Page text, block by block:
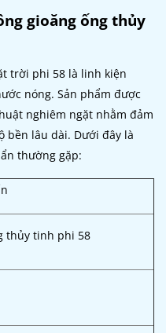
gioăng ống thủy
trời phi 58 là linh kiện
nóng. Sản phẩm được
nghiêm ngặt nhằm đảm
bền lâu dài. Dưới đây là
thường gặp:
thủy tinh phi 58